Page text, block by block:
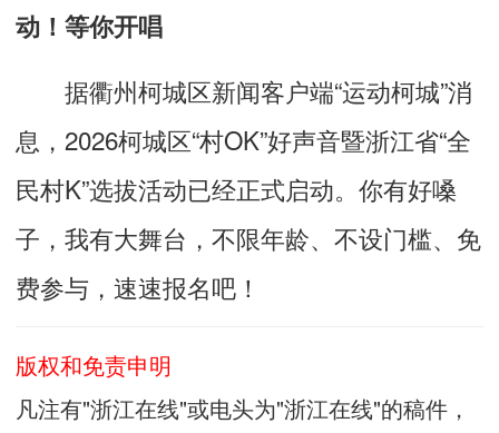
动！等你开唱
据衢州柯城区新闻客户端“运动柯城”消
息， 2026柯城区“村OK”好声音暨浙江省“全
民村K”选拔活动已经正式启动。你有好嗓
子，我有大舞台，不限年龄、不设门槛、免
费参与，速速报名吧！
版权和免责申明
凡注有"浙江在线"或电头为"浙江在线"的稿件，